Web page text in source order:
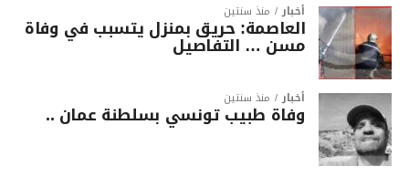
أخبار منذ سنتين
العاصمة: حريق بمنزل يتسبب في وفاة
مسن … التفاصيل
أخبار منذ سنتين
وفاة طبيب تونسي بسلطنة عمان ..